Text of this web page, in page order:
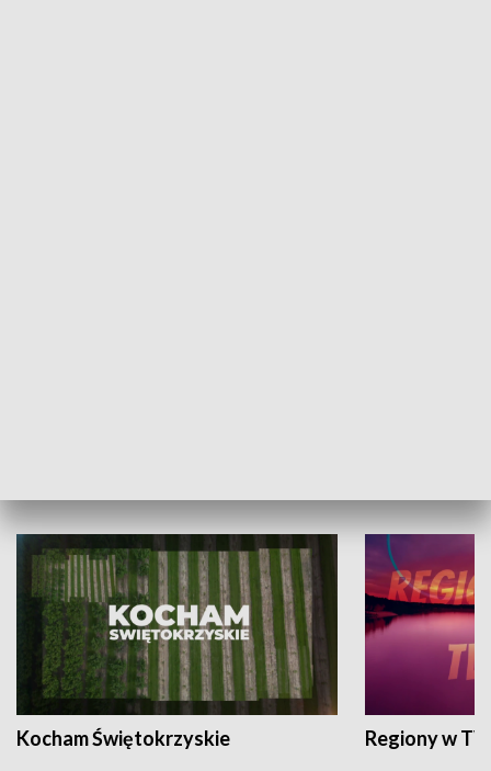
Kocham Świętokrzyskie Regiony w